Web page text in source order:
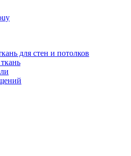
для стен и потолков